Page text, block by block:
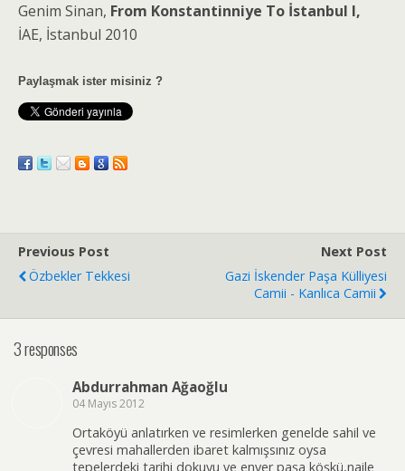
Genim Sinan, From Konstantinniye To İstanbul I,
İAE, İstanbul 2010
Paylaşmak ister misiniz ?
Previous Post
Özbekler Tekkesi
Next Post
Gazi İskender Paşa Külliyesi
Camii - Kanlıca Camii
3 responses
Abdurrahman Ağaoğlu
04 Mayıs 2012
Ortaköyü anlatırken ve resimlerken genelde sahil ve
çevresi mahallerden ibaret kalmışsınız oysa
tepelerdeki tarihi dokuyu ve enver paşa köşkü,naile